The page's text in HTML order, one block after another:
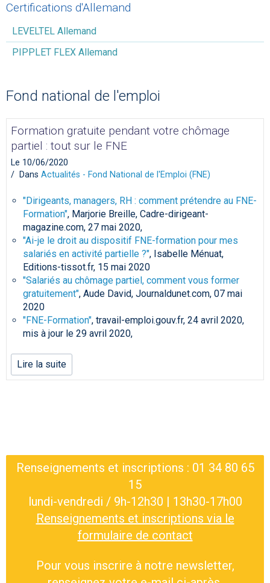
Fond national de l'emploi
Formation gratuite pendant votre chômage
partiel : tout sur le FNE
Le 10/06/2020
Dans Actualités - Fond National de l'Emploi (FNE)
"Dirigeants, managers, RH : comment prétendre au FNE-
Formation", Marjorie Breille, Cadre-dirigeant-
magazine.com, 27 mai 2020,
"Ai-je le droit au dispositif FNE-formation pour mes
salariés en activité partielle ?", Isabelle Ménuat,
Editions-tissot.fr, 15 mai 2020
"Salariés au chômage partiel, comment vous former
gratuitement", Aude David, Journaldunet.com, 07 mai
2020
"FNE-Formation", travail-emploi.gouv.fr, 24 avril 2020,
mis à jour le 29 avril 2020,
Lire la suite
Certifications d'Allemand
LEVELTEL Allemand
PIPPLET FLEX Allemand
Renseignements et inscriptions : 01 34 80 65
15
lundi-vendredi / 9h-12h30 | 13h30-17h00
Renseignements et inscriptions via le
formulaire de contact
Pour vous inscrire à notre newsletter,